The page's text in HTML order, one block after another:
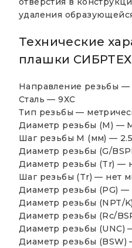
удаления
Технические
плашки СИБРТЕХ
Направление резьбы —
Сталь — 9ХС
Тип резьбы —
Диаметр резьбы (М) —
Шаг резьбы М (мм) — 2.5
Диаметр резьбы (G/
Диаметр резьбы (Tr) —
Шаг резьбы (Tr) — нет
Диаметр резьбы (PG) —
Диаметр резьбы (NPT/
Диаметр резьбы (Rc/
Диаметр резьбы (UNC)
Диаметр резьбы (BSW)